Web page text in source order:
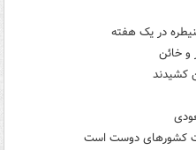
و خائن
کشیدند
کشورهای دوست است